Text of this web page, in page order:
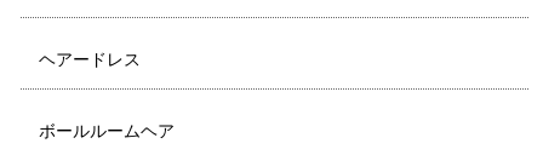
ヘアードレス
ボールルームヘア